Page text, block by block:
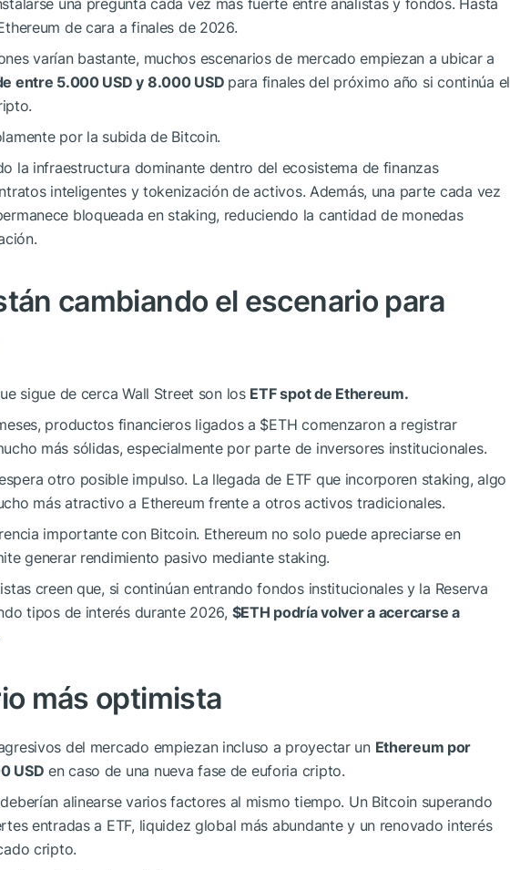
una pregunta cada vez más fuerte entre analistas y fondos. Hasta
de cara a finales de 2026.
varían bastante, muchos escenarios de mercado empiezan a ubicar a
entre 5.000 USD y 8.000 USD para finales del próximo año si continúa el
por la subida de Bitcoin.
la infraestructura dominante dentro del ecosistema de finanzas
inteligentes y tokenización de activos. Además, una parte cada vez
bloqueada en staking, reduciendo la cantidad de monedas
cambiando el escenario para
sigue de cerca Wall Street son los ETF spot de Ethereum.
productos financieros ligados a $ETH comenzaron a registrar
más sólidas, especialmente por parte de inversores institucionales.
otro posible impulso. La llegada de ETF que incorporen staking, algo
más atractivo a Ethereum frente a otros activos tradicionales.
importante con Bitcoin. Ethereum no solo puede apreciarse en
generar rendimiento pasivo mediante staking.
creen que, si continúan entrando fondos institucionales y la Reserva
tipos de interés durante 2026, $ETH podría volver a acercarse a
más optimista
del mercado empiezan incluso a proyectar un Ethereum por
USD en caso de una nueva fase de euforia cripto.
alinearse varios factores al mismo tiempo. Un Bitcoin superando
entradas a ETF, liquidez global más abundante y un renovado interés
cripto.